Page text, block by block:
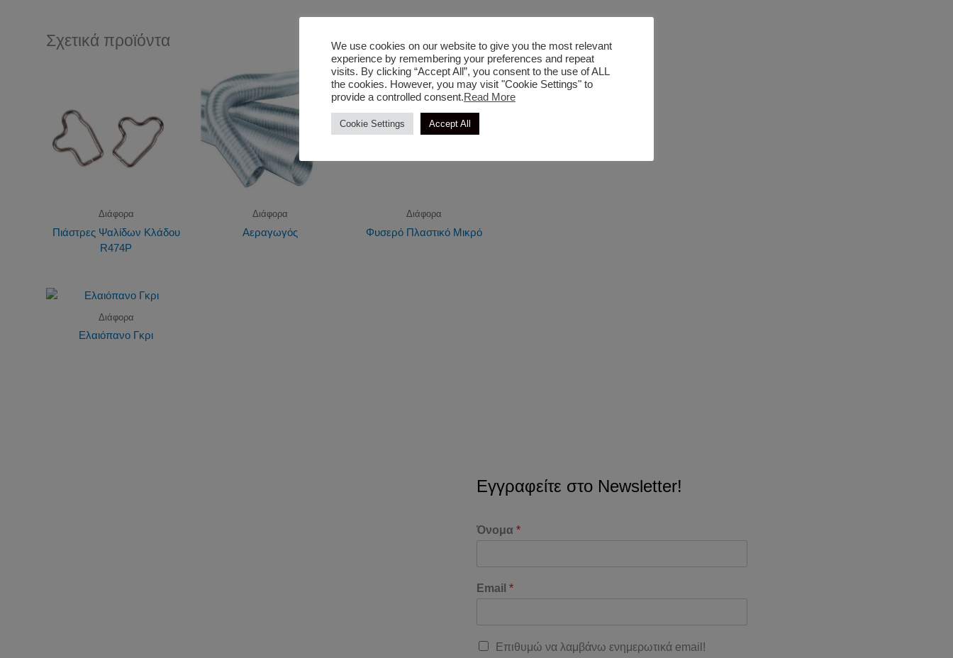
Σχετικά προϊόντα
Διάφορα
Πιάστρες Ψαλίδων Κλάδου
R474P
Διάφορα
Αεραγωγός
Διάφορα
Φυσερό Πλαστικό Μικρό
Διάφορα
Ελαιόπανο Γκρι
Εγγραφείτε στο Newsletter!
Όνομα *
Email *
Επιθυμώ να λαμβάνω ενημερωτικά email!
We use cookies on our website to give you the most relevant
experience by remembering your preferences and repeat
visits. By clicking “Accept All”, you consent to the use of ALL
the cookies. However, you may visit "Cookie Settings" to
provide a controlled consent.Read More
Cookie Settings Accept All